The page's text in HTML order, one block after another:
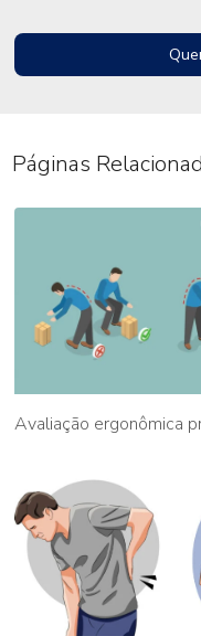
Páginas
Avaliação ergonômica